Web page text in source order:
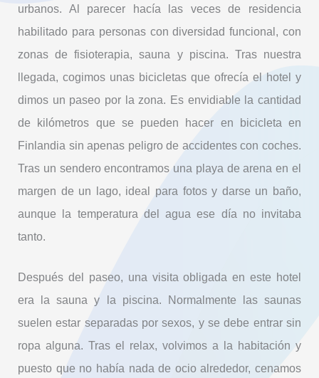
urbanos. Al parecer hacía las veces de residencia
habilitado para personas con diversidad funcional, con
zonas de fisioterapia, sauna y piscina. Tras nuestra
llegada, cogimos unas bicicletas que ofrecía el hotel y
dimos un paseo por la zona. Es envidiable la cantidad
de kilómetros que se pueden hacer en bicicleta en
Finlandia sin apenas peligro de accidentes con coches.
Tras un sendero encontramos una playa de arena en el
margen de un lago, ideal para fotos y darse un baño,
aunque la temperatura del agua ese día no invitaba
tanto.
Después del paseo, una visita obligada en este hotel
era la sauna y la piscina. Normalmente las saunas
suelen estar separadas por sexos, y se debe entrar sin
ropa alguna. Tras el relax, volvimos a la habitación y
puesto que no había nada de ocio alrededor, cenamos